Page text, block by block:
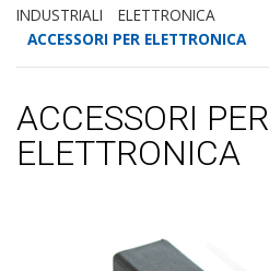
INDUSTRIALI
ELETTRONICA
ACCESSORI PER ELETTRONICA
ACCESSORI PER
ELETTRONICA